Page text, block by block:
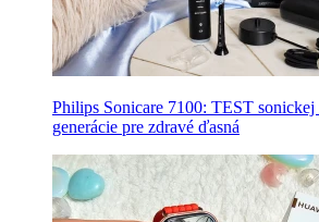
Philips Sonicare 7100: TEST
generácie pre zdravé ďasná